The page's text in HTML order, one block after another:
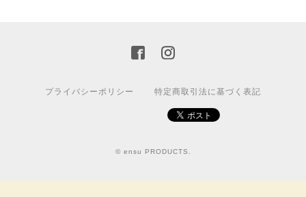
プライバシーポリシー 特定商取引法に基づく表記
© ensu PRODUCTS.